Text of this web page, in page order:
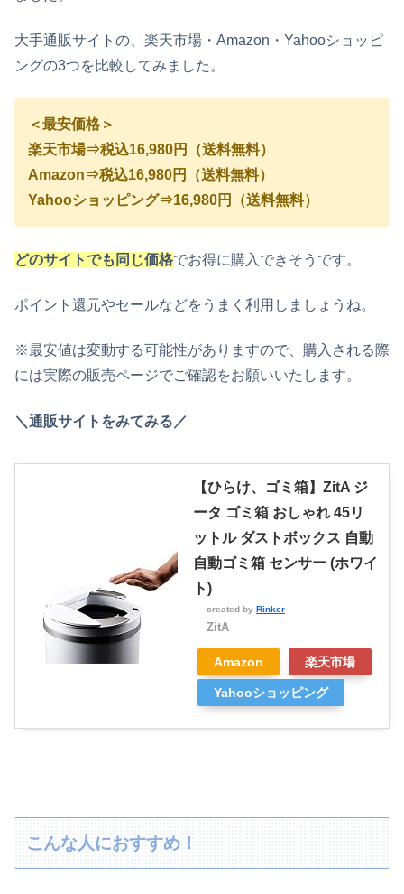
大手通販サイトの、楽天市場・Amazon・Yahooショッピ
ングの3つを比較してみました。
＜最安価格＞
楽天市場⇒税込16,980円（送料無料）
Amazon⇒税込16,980円（送料無料）
Yahooショッピング⇒16,980円（送料無料）
どのサイトでも同じ価格でお得に購入できそうです。
ポイント還元やセールなどをうまく利用しましょうね。
※最安値は変動する可能性がありますので、購入される際
には実際の販売ページでご確認をお願いいたします。
＼通販サイトをみてみる／
【ひらけ、ゴミ箱】ZitA ジ
ータ ゴミ箱 おしゃれ 45リ
ットル ダストボックス 自動
自動ゴミ箱 センサー (ホワイ
ト)
created by Rinker
ZitA
Amazon 楽天市場
Yahooショッピング
こんな人におすすめ！